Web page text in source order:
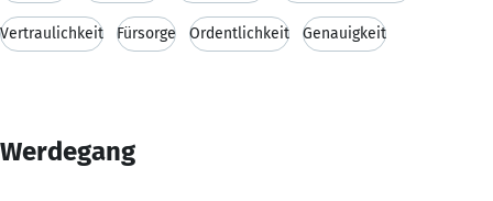
Vertraulichkeit Fürsorge Ordentlichkeit Genauigkeit
Werdegang